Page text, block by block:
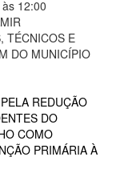
12:00
TÉCNICOS E
DO MUNICÍPIO
REDUÇÃO
DO
COMO
PRIMÁRIA À